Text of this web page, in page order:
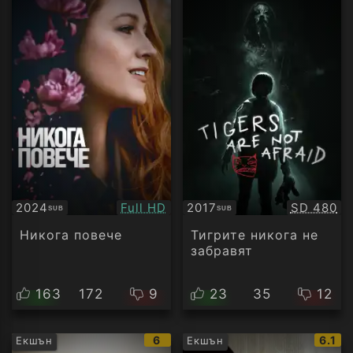
2024SUB
Субтитри Качество:
Full HD
Никога повече
163 172 9
2017SUB
Субтитри SD 480
Тигрите никога не
забравят
23 35 12
Екшън
IMDb
6 Екшън
IMDb
6.1